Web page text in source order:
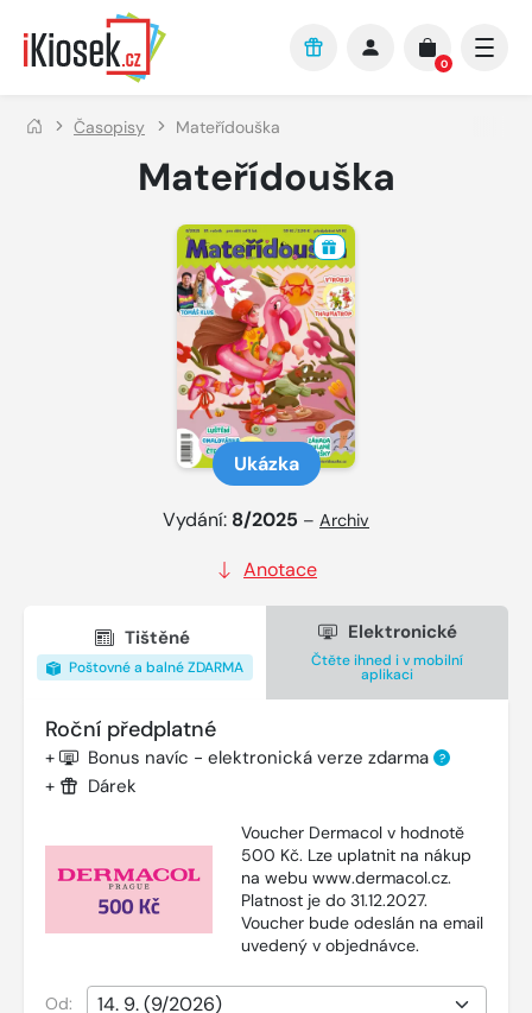
Přejít na hlavní obsah
0
Časopisy Mateřídouška
Mateřídouška
Ukázka
Vydání: 8/2025 – Archiv
Anotace
Tištěné
Poštovné a balné ZDARMA
Elektronické
Čtěte ihned i v mobilní
aplikaci
Roční předplatné
+ Bonus navíc - elektronická verze zdarma ?
+ Dárek
Voucher Dermacol v hodnotě
500 Kč. Lze uplatnit na nákup
na webu www.dermacol.cz.
Platnost je do 31.12.2027.
Voucher bude odeslán na email
uvedený v objednávce.
Od: